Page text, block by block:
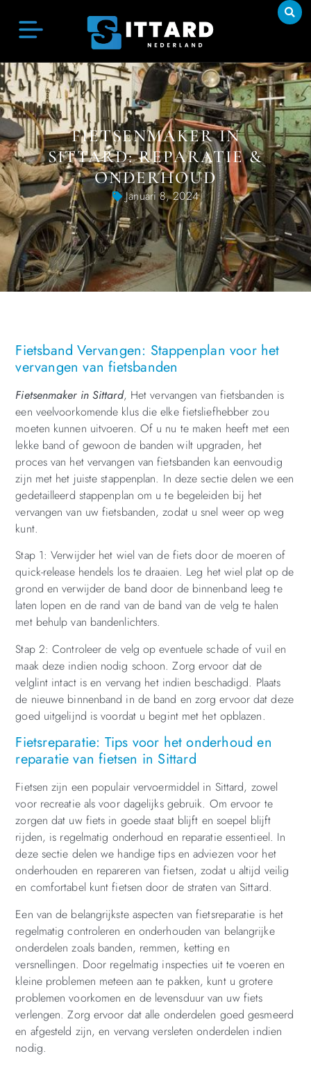
FIETSENMAKER IN
SITTARD: REPARATIE &
ONDERHOUD
Januari 8, 2024
Fietsband Vervangen: Stappenplan voor het
vervangen van fietsbanden
Fietsenmaker in Sittard, Het vervangen van fietsbanden is
een veelvoorkomende klus die elke fietsliefhebber zou
moeten kunnen uitvoeren. Of u nu te maken heeft met een
lekke band of gewoon de banden wilt upgraden, het
proces van het vervangen van fietsbanden kan eenvoudig
zijn met het juiste stappenplan. In deze sectie delen we een
gedetailleerd stappenplan om u te begeleiden bij het
vervangen van uw fietsbanden, zodat u snel weer op weg
kunt.
Stap 1: Verwijder het wiel van de fiets door de moeren of
quick-release hendels los te draaien. Leg het wiel plat op de
grond en verwijder de band door de binnenband leeg te
laten lopen en de rand van de band van de velg te halen
met behulp van bandenlichters.
Stap 2: Controleer de velg op eventuele schade of vuil en
maak deze indien nodig schoon. Zorg ervoor dat de
velglint intact is en vervang het indien beschadigd. Plaats
de nieuwe binnenband in de band en zorg ervoor dat deze
goed uitgelijnd is voordat u begint met het opblazen.
Fietsreparatie: Tips voor het onderhoud en
reparatie van fietsen in Sittard
Fietsen zijn een populair vervoermiddel in Sittard, zowel
voor recreatie als voor dagelijks gebruik. Om ervoor te
zorgen dat uw fiets in goede staat blijft en soepel blijft
rijden, is regelmatig onderhoud en reparatie essentieel. In
deze sectie delen we handige tips en adviezen voor het
onderhouden en repareren van fietsen, zodat u altijd veilig
en comfortabel kunt fietsen door de straten van Sittard.
Een van de belangrijkste aspecten van fietsreparatie is het
regelmatig controleren en onderhouden van belangrijke
onderdelen zoals banden, remmen, ketting en
versnellingen. Door regelmatig inspecties uit te voeren en
kleine problemen meteen aan te pakken, kunt u grotere
problemen voorkomen en de levensduur van uw fiets
verlengen. Zorg ervoor dat alle onderdelen goed gesmeerd
en afgesteld zijn, en vervang versleten onderdelen indien
nodig.